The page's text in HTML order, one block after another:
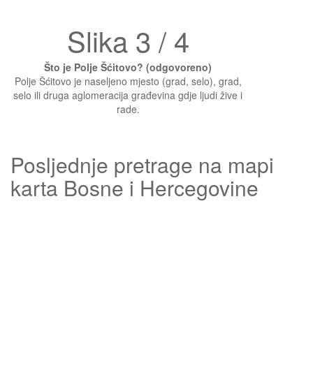
Slika 3 / 4
Što je Polje Šćitovo? (odgovoreno)
Polje Šćitovo je naseljeno mjesto (grad, selo), grad,
selo ili druga aglomeracija građevina gdje ljudi žive i
rade.
Posljednje pretrage na mapi
karta Bosne i Hercegovine